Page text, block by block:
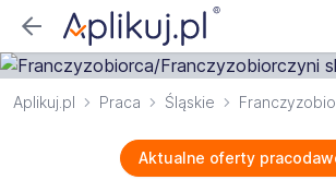
Aplikuj.pl Praca Śląskie
Aktualne oferty